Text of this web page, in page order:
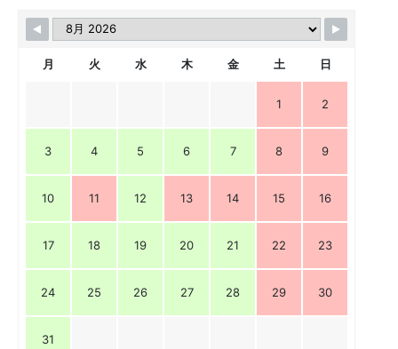
月 火 水 木 金 土 日
1 2
3 4 5 6 7 8 9
10 11 12 13 14 15 16
17 18 19 20 21 22 23
24 25 26 27 28 29 30
31